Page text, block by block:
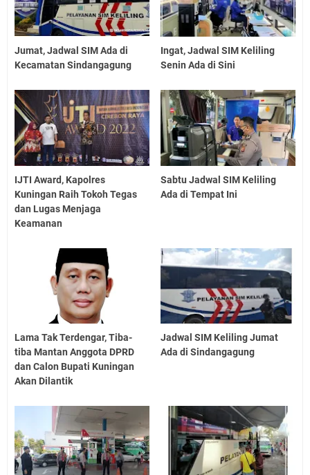
Jumat, Jadwal SIM Ada di
Kecamatan Sindangagung
Ingat, Jadwal SIM Keliling
Senin Ada di Sini
IJTI Award, Kapolres
Kuningan Raih Tokoh Tegas
dan Lugas Menjaga
Keamanan
Sabtu Jadwal SIM Keliling
Ada di Tempat Ini
Lama Tak Terdengar, Tiba-
tiba Mantan Anggota DPRD
dan Calon Bupati Kuningan
Akan Dilantik
Jadwal SIM Keliling Jumat
Ada di Sindangagung